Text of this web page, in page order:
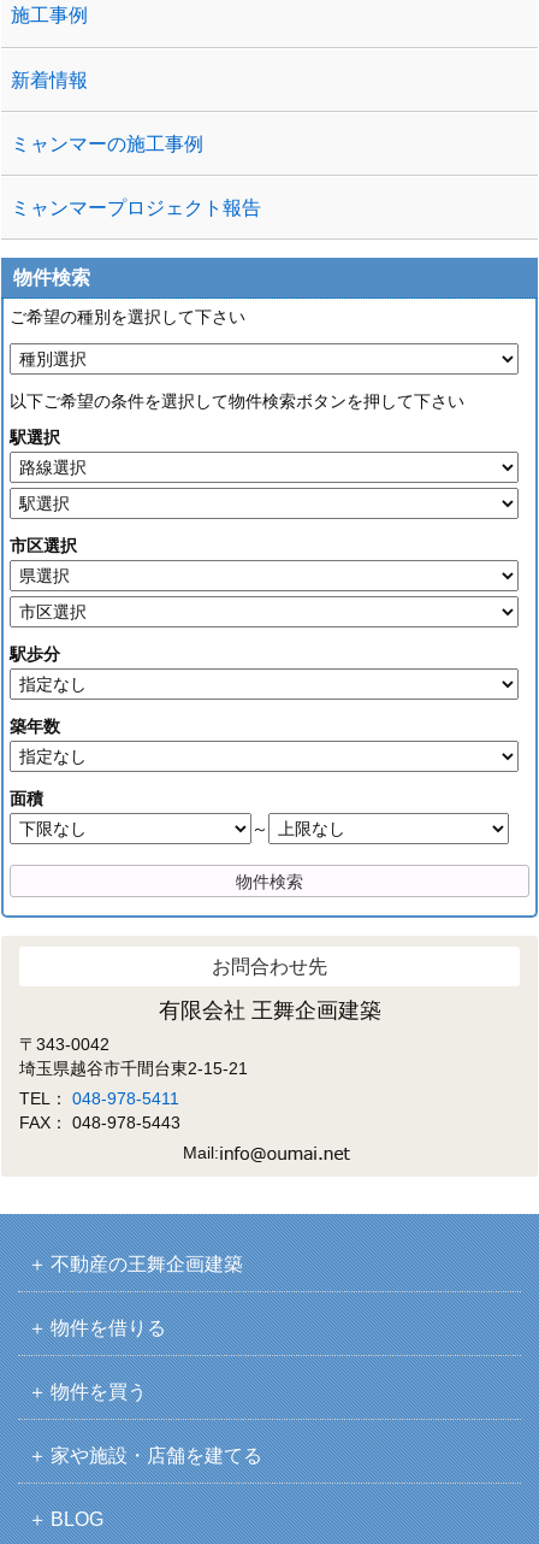
施工事例
新着情報
ミャンマーの施工事例
ミャンマープロジェクト報告
物件検索
ご希望の種別を選択して下さい
以下ご希望の条件を選択して物件検索ボタンを押して下さい
駅選択
市区選択
駅歩分
築年数
面積
～
お問合わせ先
有限会社 王舞企画建築
〒343-0042
埼玉県越谷市千間台東2-15-21
TEL：048-978-5411
FAX： 048-978-5443
Mail:
不動産の王舞企画建築
物件を借りる
物件を買う
家や施設・店舗を建てる
BLOG